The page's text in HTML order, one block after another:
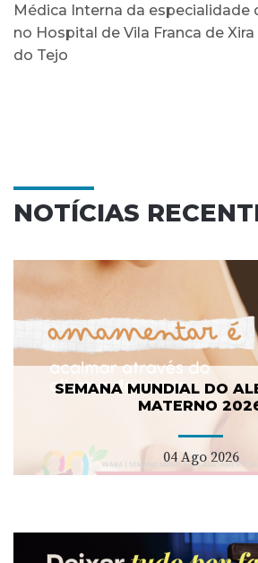
Médica Interna da especialidade
no Hospital de Vila Franca de
do Tejo
NOTÍCIAS
SEMANA MUNDIAL DO
MATERNO
04 Ago 2026